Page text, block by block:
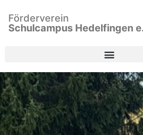
Förderverein
Schulcampus Hedelfingen